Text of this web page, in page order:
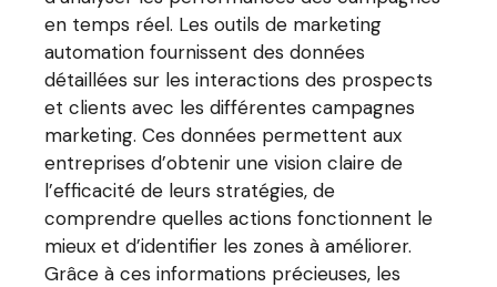
en temps réel. Les outils de marketing
automation fournissent des données
détaillées sur les interactions des prospects
et clients avec les différentes campagnes
marketing. Ces données permettent aux
entreprises d’obtenir une vision claire de
l’efficacité de leurs stratégies, de
comprendre quelles actions fonctionnent le
mieux et d’identifier les zones à améliorer.
Grâce à ces informations précieuses, les